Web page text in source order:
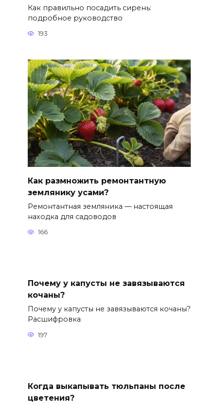
Как правильно посадить сирень:
подробное руководство
193
Как размножить ремонтантную
землянику усами?
Ремонтантная земляника — настоящая
находка для садоводов
166
Почему у капусты не завязываются
кочаны?
Почему у капусты не завязываются кочаны?
Расшифровка
197
Когда выкапывать тюльпаны после
цветения?